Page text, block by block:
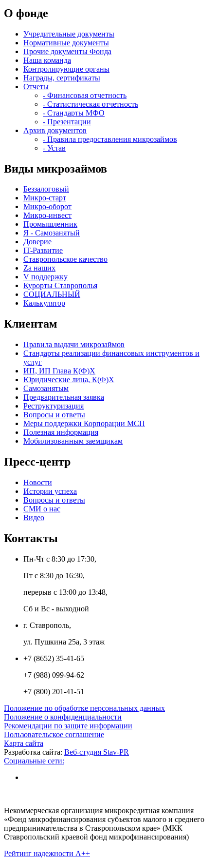
О фонде
Учредительные документы
Нормативные документы
Прочие документы Фонда
Наша команда
Контролирующие органы
Награды, сертификаты
Отчеты
- Финансовая отчетность
- Статистическая отчетность
- Стандарты МФО
- Презентации
Архив документов
- Правила предоставления микрозаймов
- Устав
Виды микрозаймов
Беззалоговый
Микро-старт
Микро-оборот
Микро-инвест
Промышленник
Я - Самозанятый
Доверие
IT-Развитие
Ставропольское качество
Za наших
V поддержку
Курорты Ставрополья
СОЦИАЛЬНЫЙ
Калькулятор
Клиентам
Правила выдачи микрозаймов
Стандарты реализации финансовых инструментов и
услуг
ИП, ИП Глава К(Ф)Х
Юридические лица, К(Ф)Х
Самозанятым
Предварительная заявка
Реструктуризация
Вопросы и ответы
Меры поддержки Корпорации МСП
Полезная информация
Мобилизованным заемщикам
Пресс-центр
Новости
Истории успеха
Вопросы и ответы
СМИ о нас
Видео
Контакты
Пн-Чт с 8:30 до 17:30,
Пт с 8:30 до 16:30,
перерыв с 13:00 до 13:48,
Сб и Вс - выходной
г. Ставрополь,
ул. Пушкина 25а, 3 этаж
+7 (8652) 35-41-65
+7 (988) 099-94-62
+7 (800) 201-41-51
Положение по обработке персональных данных
Положение о конфиденциальности
Рекомендации по защите информации
Пользовательское соглашение
Карта сайта
Разработка сайта: Веб-студия Stav-PR
Социальные сети:
Некоммерческая организация микрокредитная компания
«Фонд микрофинансирования субъектов малого и среднего
предпринимательства в Ставропольском крае» (МКК
Ставропольский краевой фонд микрофинансирования)
Рейтинг надежности A++